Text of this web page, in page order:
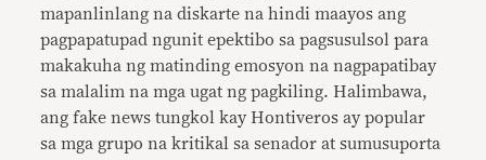
mapanlinlang na diskarte na hindi maayos ang
pagpapatupad ngunit epektibo sa pagsusulsol para
makakuha ng matinding emosyon na nagpapatibay
sa malalim na mga ugat ng pagkiling. Halimbawa,
ang fake news tungkol kay Hontiveros ay popular
sa mga grupo na kritikal sa senador at sumusuporta